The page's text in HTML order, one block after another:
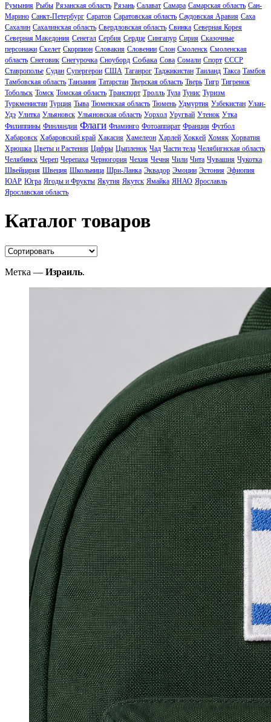
Румыния Рыбы Рязанская область Рязань Салават Самара Самарская область Сан-
Марино Санкт-Петербург Саратов Саратовская область Саудовская Аравия Саха
Сахалин Сахалинская область Свердловская область Свинка Северная Корея
Северная Македония Сенегал Сербия Сердце Сингапур Сирия Сказочные
персонажи Скелет Скорпион Словакия Словении Слон Смоленск Смоленская
область Снеговик Снегурочка Сноуборд Собака Сова Сомали Спорт СССР
Ставрополье Судан Супергерои США Таганрог Таджикистан Таиланд Такса Тамбов
Тамбовская область Танзания Татарстан Тверская область Тверь Тигр Тигренок
Тобольск Томск Томская область Транспорт Тролль Тула Тунис Туризм
Туркменистан Турция Тыва Тюменская область Тюмень Удмуртия Узбекистан Улан-
Удэ Улитка Ульяновск Ульяновская область Уорхол Уругвай Утенок Утка
Филиппины Финляндия Флаги Фламинго Фотоаппарат Франция Футбол
Хабаровск Хабаровский край Хакасия Хамелеон Харлей Хоккей Хомяк Хорватия
Хрюшка Цветы и Растения Цифры Цыпленок Чад Части тела Челябигнская область
Челябинск Череп Черепаха Черногория Чехия Чечня Чили Чита Чувашия Чукотка
Швейцария Швеция Школьница Шри-Ланка Эквадор Эмоции Эстония Эфиопия
ЮАР Югра Ягоды и Фрукты Якутия Якутск Ямайка ЯНАО Ярославль
Ярославская область
Каталог товаров
Метка — Израиль.